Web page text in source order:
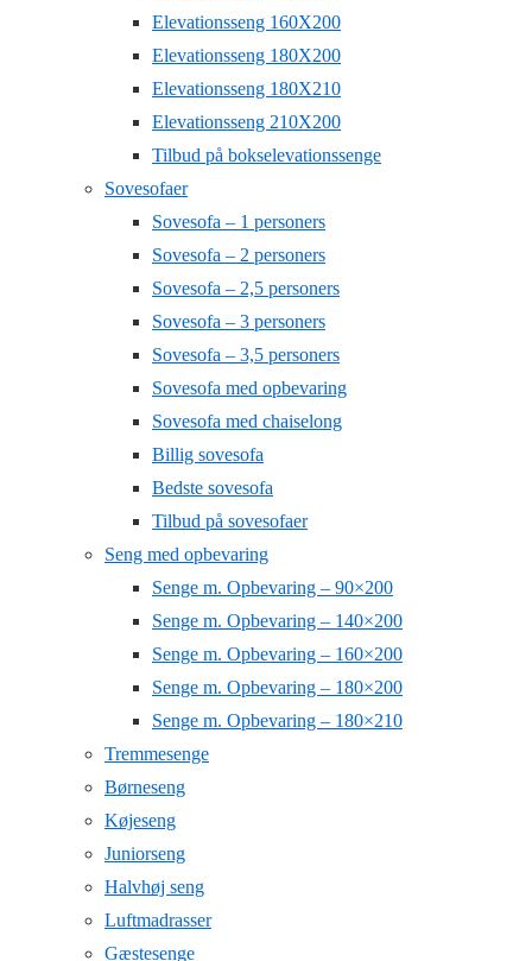
Elevationsseng 160X200
Elevationsseng 180X200
Elevationsseng 180X210
Elevationsseng 210X200
Tilbud på bokselevationssenge
Sovesofaer
Sovesofa – 1 personers
Sovesofa – 2 personers
Sovesofa – 2,5 personers
Sovesofa – 3 personers
Sovesofa – 3,5 personers
Sovesofa med opbevaring
Sovesofa med chaiselong
Billig sovesofa
Bedste sovesofa
Tilbud på sovesofaer
Seng med opbevaring
Senge m. Opbevaring – 90×200
Senge m. Opbevaring – 140×200
Senge m. Opbevaring – 160×200
Senge m. Opbevaring – 180×200
Senge m. Opbevaring – 180×210
Tremmesenge
Børneseng
Køjeseng
Juniorseng
Halvhøj seng
Luftmadrasser
Gæstesenge